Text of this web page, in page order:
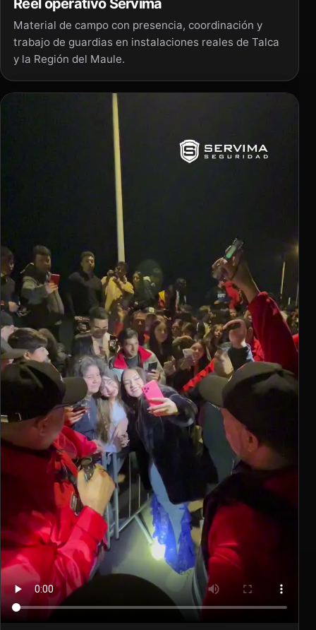
Reel operativo Servima
Material de campo con presencia, coordinación y
trabajo de guardias en instalaciones reales de Talca
y la Región del Maule.